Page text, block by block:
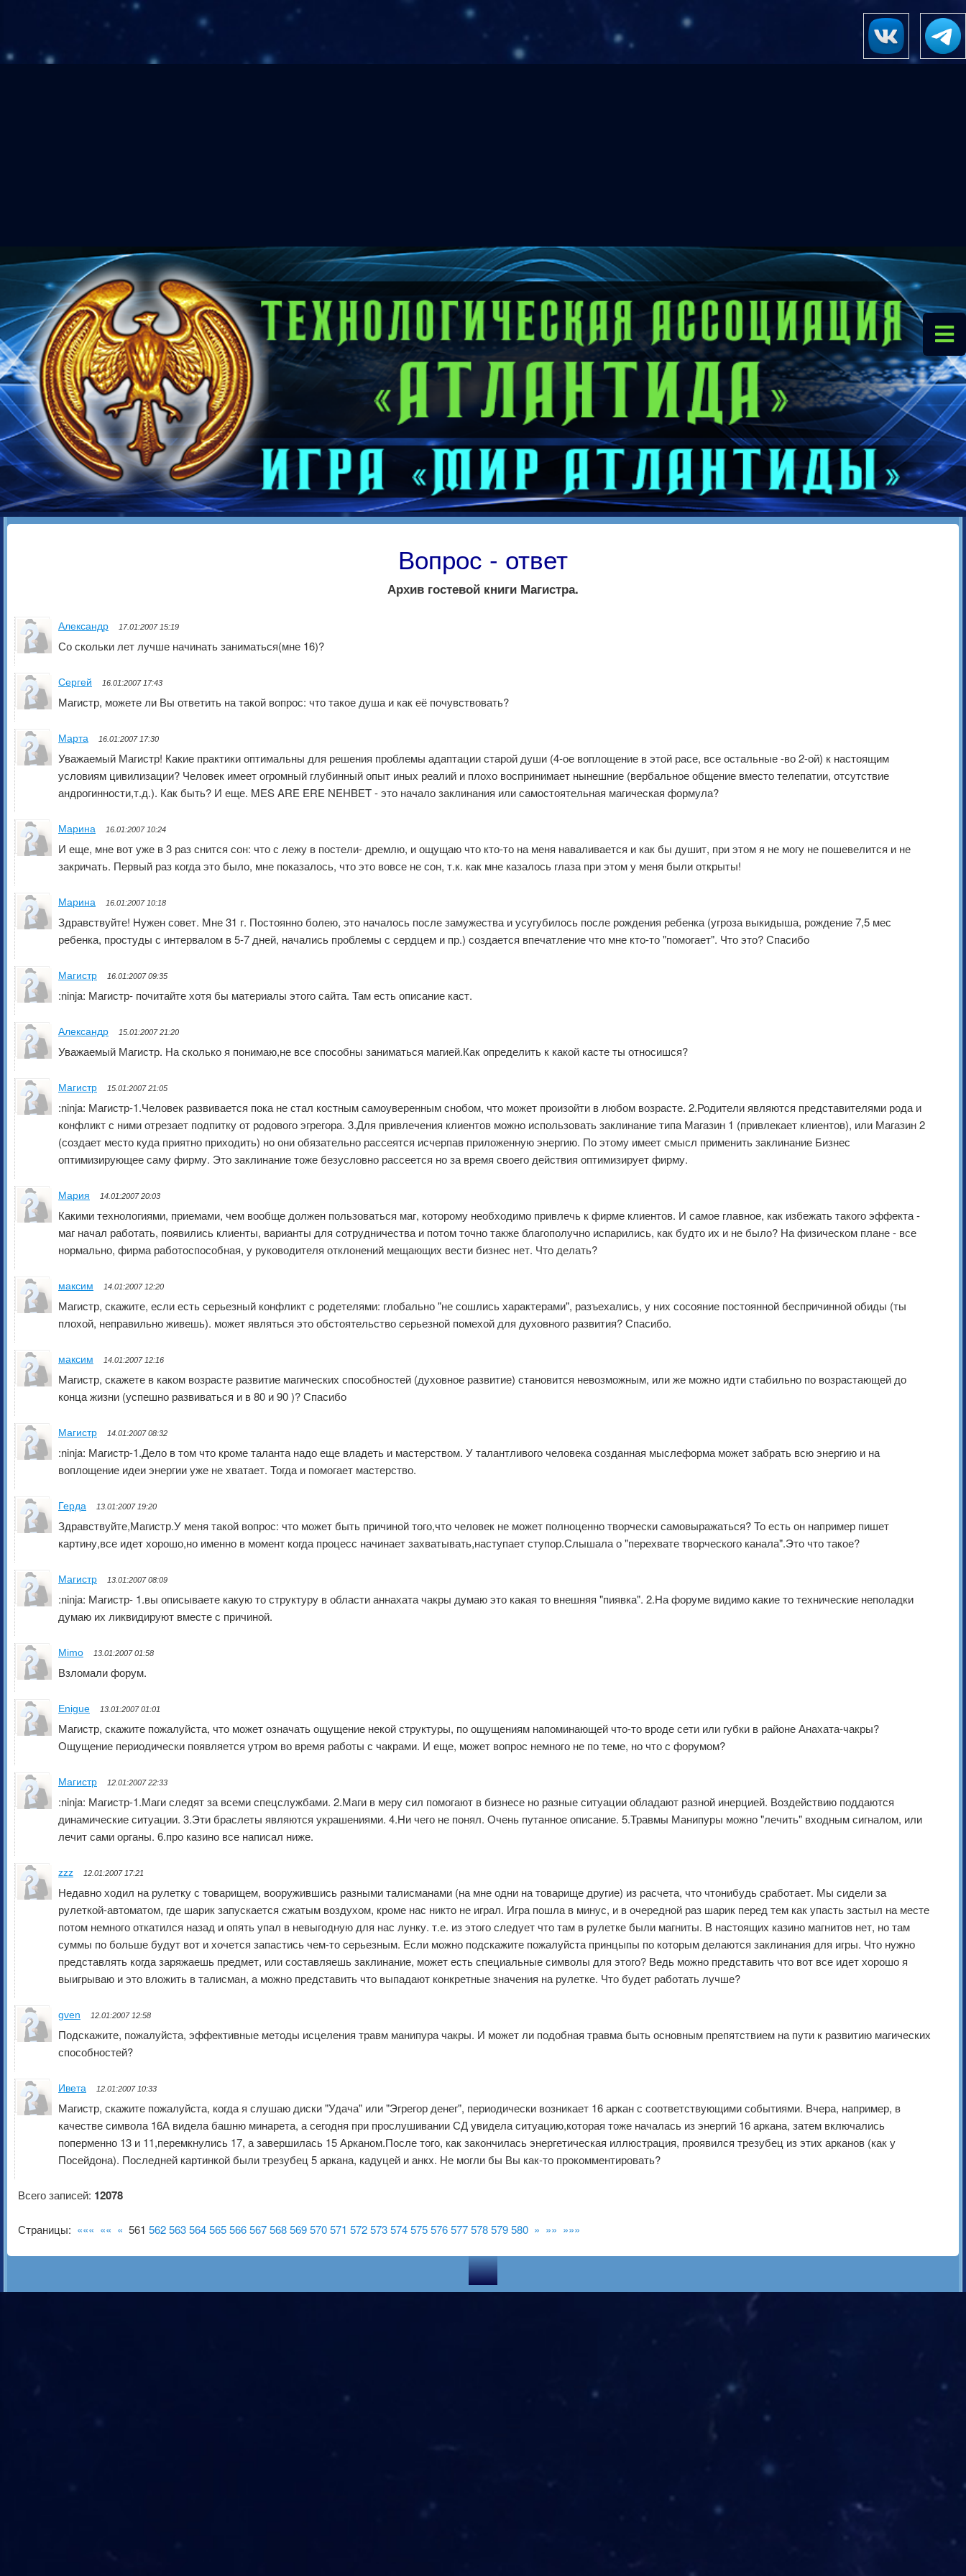
Вопрос - ответ
Архив гостевой книги Магистра.
Александр 17.01:2007 15:19
Со скольки лет лучше начинать заниматься(мне 16)?
Сергей 16.01:2007 17:43
Магистр, можете ли Вы ответить на такой вопрос: что такое душа и как её почувствовать?
Марта 16.01:2007 17:30
Уважаемый Магистр! Какие практики оптимальны для решения проблемы адаптации старой души (4-ое воплощение в этой расе, все остальные -во 2-ой) к настоящим
условиям цивилизации? Человек имеет огромный глубинный опыт иных реалий и плохо воспринимает нынешние (вербальное общение вместо телепатии, отсутствие
андрогинности,т.д.). Как быть? И еще. MES ARE ERE NEHBET - это начало заклинания или самостоятельная магическая формула?
Марина 16.01:2007 10:24
И еще, мне вот уже в 3 раз снится сон: что с лежу в постели- дремлю, и ощущаю что кто-то на меня наваливается и как бы душит, при этом я не могу не пошевелится и не
закричать. Первый раз когда это было, мне показалось, что это вовсе не сон, т.к. как мне казалось глаза при этом у меня были открыты!
Марина 16.01:2007 10:18
Здравствуйте! Нужен совет. Мне 31 г. Постоянно болею, это началось после замужества и усугубилось после рождения ребенка (угроза выкидыша, рождение 7,5 мес
ребенка, простуды с интервалом в 5-7 дней, начались проблемы с сердцем и пр.) создается впечатление что мне кто-то "помогает". Что это? Спасибо
Магистр 16.01:2007 09:35
:ninja: Магистр- почитайте хотя бы материалы этого сайта. Там есть описание каст.
Александр 15.01:2007 21:20
Уважаемый Магистр. На сколько я понимаю,не все способны заниматься магией.Как определить к какой касте ты относишся?
Магистр 15.01:2007 21:05
:ninja: Магистр-1.Человек развивается пока не стал костным самоуверенным снобом, что может произойти в любом возрасте. 2.Родители являются представителями рода и
конфликт с ними отрезает подпитку от родового эгрегора. 3.Для привлечения клиентов можно использовать заклинание типа Магазин 1 (привлекает клиентов), или Магазин 2
(создает место куда приятно приходить) но они обязательно рассеятся исчерпав приложенную энергию. По этому имеет смысл применить заклинание Бизнес
оптимизирующее саму фирму. Это заклинание тоже безусловно рассеется но за время своего действия оптимизирует фирму.
Мария 14.01:2007 20:03
Какими технологиями, приемами, чем вообще должен пользоваться маг, которому необходимо привлечь к фирме клиентов. И самое главное, как избежать такого эффекта -
маг начал работать, появились клиенты, варианты для сотрудничества и потом точно также благополучно испарились, как будто их и не было? На физическом плане - все
нормально, фирма работоспособная, у руководителя отклонений мещающих вести бизнес нет. Что делать?
максим 14.01:2007 12:20
Магистр, скажите, если есть серьезный конфликт с родетелями: глобально "не сошлись характерами", разъехались, у них сосояние постоянной беспричинной обиды (ты
плохой, неправильно живешь). может являться это обстоятельство серьезной помехой для духовного развития? Спасибо.
максим 14.01:2007 12:16
Магистр, скажете в каком возрасте развитие магических способностей (духовное развитие) становится невозможным, или же можно идти стабильно по возрастающей до
конца жизни (успешно развиваться и в 80 и 90 )? Спасибо
Магистр 14.01:2007 08:32
:ninja: Магистр-1.Дело в том что кроме таланта надо еще владеть и мастерством. У талантливого человека созданная мыслеформа может забрать всю энергию и на
воплощение идеи энергии уже не хватает. Тогда и помогает мастерство.
Герда 13.01:2007 19:20
Здравствуйте,Магистр.У меня такой вопрос: что может быть причиной того,что человек не может полноценно творчески самовыражаться? То есть он например пишет
картину,все идет хорошо,но именно в момент когда процесс начинает захватывать,наступает ступор.Слышала о "перехвате творческого канала".Это что такое?
Магистр 13.01:2007 08:09
:ninja: Магистр- 1.вы описываете какую то структуру в области аннахата чакры думаю это какая то внешняя "пиявка". 2.На форуме видимо какие то технические неполадки
думаю их ликвидируют вместе с причиной.
Mimo 13.01:2007 01:58
Взломали форум.
Enigue 13.01:2007 01:01
Магистр, скажите пожалуйста, что может означать ощущение некой структуры, по ощущениям напоминающей что-то вроде сети или губки в районе Анахата-чакры?
Ощущение периодически появляется утром во время работы с чакрами. И еще, может вопрос немного не по теме, но что с форумом?
Магистр 12.01:2007 22:33
:ninja: Магистр-1.Маги следят за всеми спецслужбами. 2.Маги в меру сил помогают в бизнесе но разные ситуации обладают разной инерцией. Воздействию поддаются
динамические ситуации. 3.Эти браслеты являются украшениями. 4.Ни чего не понял. Очень путанное описание. 5.Травмы Манипуры можно "лечить" входным сигналом, или
лечит сами органы. 6.про казино все написал ниже.
zzz 12.01:2007 17:21
Недавно ходил на рулетку с товарищем, вооружившись разными талисманами (на мне одни на товарище другие) из расчета, что чтонибудь сработает. Мы сидели за
рулеткой-автоматом, где шарик запускается сжатым воздухом, кроме нас никто не играл. Игра пошла в минус, и в очередной раз шарик перед тем как упасть застыл на месте
потом немного откатился назад и опять упал в невыгодную для нас лунку. т.е. из этого следует что там в рулетке были магниты. В настоящих казино магнитов нет, но там
суммы по больше будут вот и хочется запастись чем-то серьезным. Если можно подскажите пожалуйста принцыпы по которым делаются заклинания для игры. Что нужно
представлять когда заряжаешь предмет, или составляешь заклинание, может есть специальные символы для этого? Ведь можно представить что вот все идет хорошо я
выигрываю и это вложить в талисман, а можно представить что выпадают конкретные значения на рулетке. Что будет работать лучше?
gven 12.01:2007 12:58
Подскажите, пожалуйста, эффективные методы исцеления травм манипура чакры. И может ли подобная травма быть основным препятствием на пути к развитию магических
способностей?
Ивета 12.01:2007 10:33
Магистр, скажите пожалуйста, когда я слушаю диски "Удача" или "Эгрегор денег", периодически возникает 16 аркан с соответствующими событиями. Вчера, например, в
качестве символа 16А видела башню минарета, а сегодня при прослушивании СД увидела ситуацию,которая тоже началась из энергий 16 аркана, затем включались
поперменно 13 и 11,перемкнулись 17, а завершилась 15 Арканом.После того, как закончилась энергетическая иллюстрация, проявился трезубец из этих арканов (как у
Посейдона). Последней картинкой были трезубец 5 аркана, кадуцей и анкх. Не могли бы Вы как-то прокомментировать?
Всего записей: 12078
Страницы: ««« «« « 561 562563564565566567568569570571 572573574575576577578579580 » »» »»»